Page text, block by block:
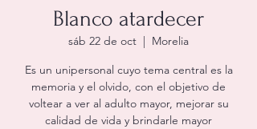
Blanco atardecer
sáb 22 de oct
  |
Morelia
Es un unipersonal cuyo tema central es la
memoria y el olvido, con el objetivo de
voltear a ver al adulto mayor, mejorar su
calidad de vida y brindarle mayor